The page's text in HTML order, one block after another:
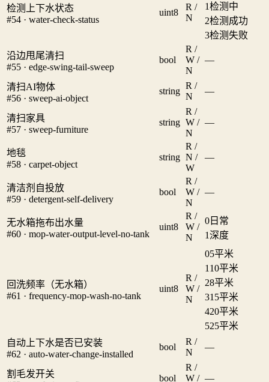
检测上下水状态
#54 · water-check-status
uint8
R /
N
1检测中
2检测成功
3检测失败
沿边甩尾清扫
#55 · edge-swing-tail-sweep
bool
R /
W /
N
—
清扫AI物体
#56 · sweep-ai-object
string
R /
N
—
清扫家具
#57 · sweep-furniture
string
R /
W /
N
—
地毯
#58 · carpet-object
string
R /
N /
W
—
清洁剂自投放
#59 · detergent-self-delivery
bool
R /
W /
N
—
无水箱拖布出水量
#60 · mop-water-output-level-no-tank
uint8
R /
W /
N
0 日常
1深度
回洗频率（无水箱）
#61 · frequency-mop-wash-no-tank
uint8
R /
W /
N
05平米
1 10平米
28平米
315平米
420平米
525平米
自动上下水是否已安装
#62 · auto-water-change-installed
bool
R /
N
—
割毛发开关
bool
R /
W / —